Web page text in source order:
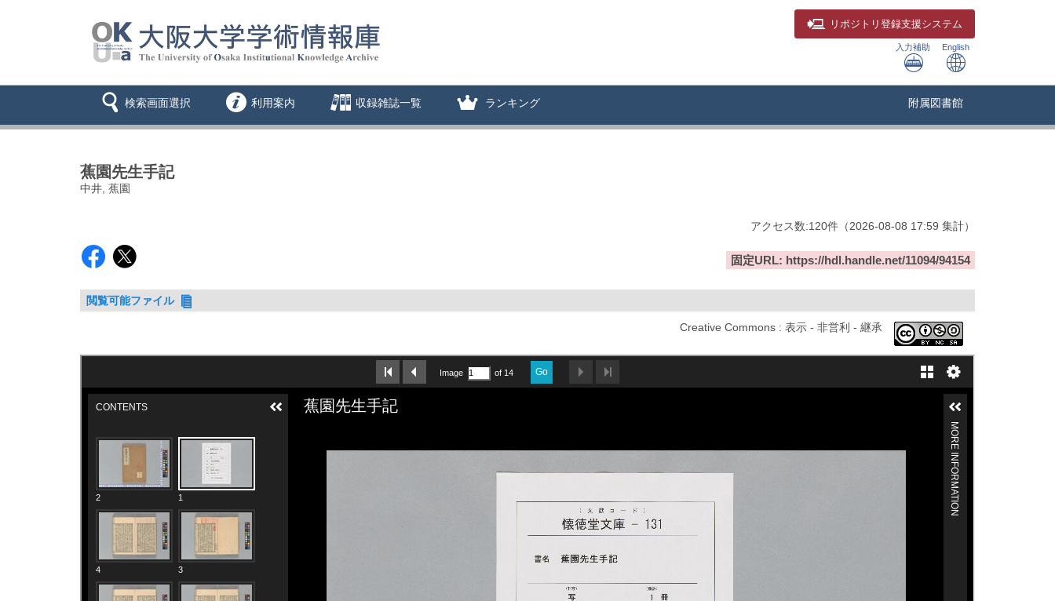
リポジトリ 登録支援システム
入力補助 English
検索画面選択 利用案内 収録雑誌一覧 ランキング 附属図書館
蕉園先生手記
中井, 蕉園
アクセス数:120件 （2026-08-08 17:59 集計）
固定URL: https://hdl.handle.net/11094/94154
閲覧可能ファイル
Creative Commons : 表示 - 非営利 - 継承